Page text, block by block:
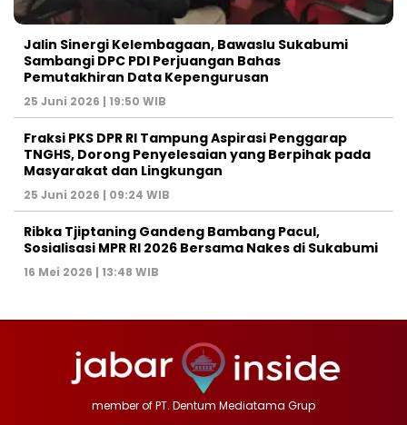
Jalin Sinergi Kelembagaan, Bawaslu Sukabumi
Sambangi DPC PDI Perjuangan Bahas
Pemutakhiran Data Kepengurusan
25 Juni 2026 | 19:50 WIB
‎Fraksi PKS DPR RI Tampung Aspirasi Penggarap
TNGHS, Dorong Penyelesaian yang Berpihak pada
Masyarakat dan Lingkungan‎
25 Juni 2026 | 09:24 WIB
Ribka Tjiptaning Gandeng Bambang Pacul,
Sosialisasi MPR RI 2026 Bersama Nakes di Sukabumi
16 Mei 2026 | 13:48 WIB
member of PT. Dentum Mediatama Grup